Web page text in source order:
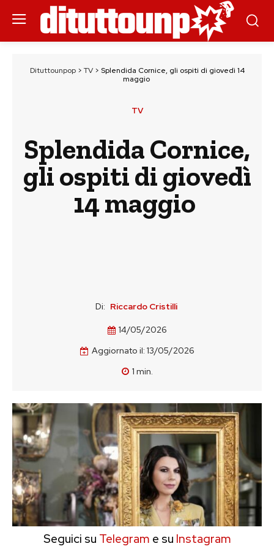
Dituttounpop> TV> Splendida Cornice, gli ospiti di giovedì 14
maggio
TV
Splendida Cornice,
gli ospiti di giovedì
14 maggio
Di: Riccardo Cristilli
14/05/2026
Aggiornato il: 13/05/2026
1 min.
Seguici su Telegram e su Instagram